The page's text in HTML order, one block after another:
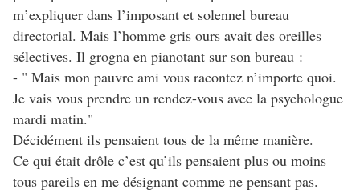
m’expliquer dans l’imposant et solennel bureau
directorial. Mais l’homme gris ours avait des oreilles
sélectives. Il grogna en pianotant sur son bureau :
- " Mais mon pauvre ami vous racontez n’importe quoi.
Je vais vous prendre un rendez-vous avec la psychologue
mardi matin."
Décidément ils pensaient tous de la même manière.
Ce qui était drôle c’est qu’ils pensaient plus ou moins
tous pareils en me désignant comme ne pensant pas.